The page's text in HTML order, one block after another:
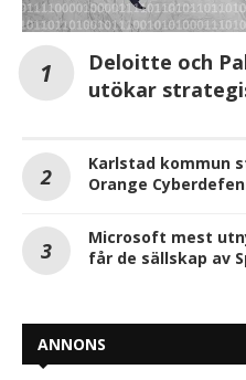
Deloitte och
utökar
Karlstad kommun
Orange
Microsoft mest
får de sällskap av
ANNONS